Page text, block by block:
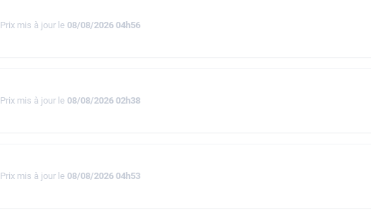
Prix mis à jour le 08/08/2026 04h56
Prix mis à jour le 08/08/2026 02h38
Prix mis à jour le 08/08/2026 04h53